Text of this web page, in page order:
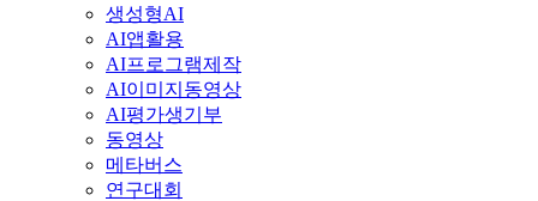
생성형AI
AI앱활용
AI프로그램제작
AI이미지동영상
AI평가생기부
동영상
메타버스
연구대회